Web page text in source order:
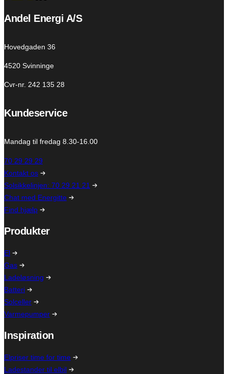
Andel Energi A/S
Hovedgaden 36
4520 Svinninge
Cvr-nr. 242 135 28
Kundeservice
Mandag til fredag 8.30-16.00
70 29 29 29
Kontakt os
Solsikkelinjen: 70 29 21 21
Chat med Energitte
Find hjælp
Produkter
El
Gas
Ladeløsning
Batteri
Solceller
Varmepumper
Inspiration
Elpriser time for time
Ladestander til elbil